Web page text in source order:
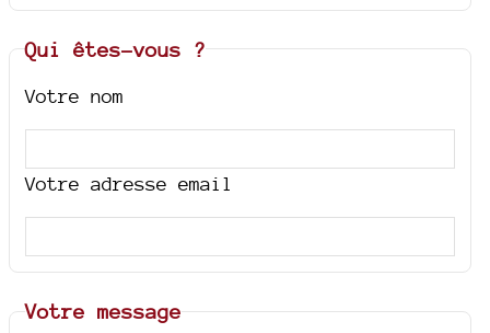
Qui êtes-vous ?
Votre nom
Votre adresse email
Votre message